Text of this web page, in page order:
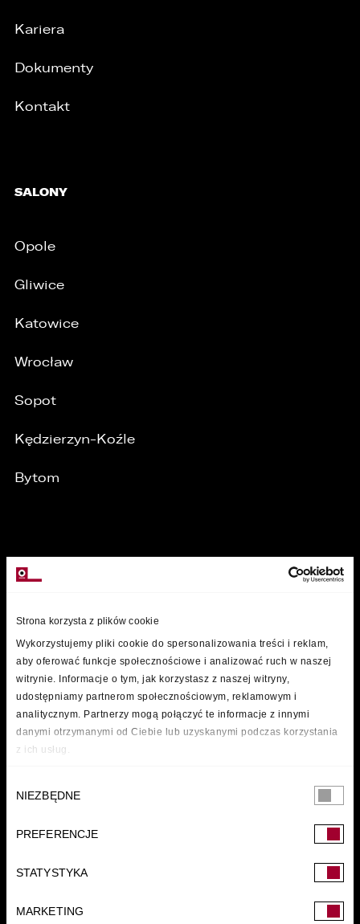
Strona korzysta z plików cookie
Wykorzystujemy pliki cookie do spersonalizowania treści i reklam,
aby oferować funkcje społecznościowe i analizować ruch w naszej
witrynie. Informacje o tym, jak korzystasz z naszej witryny,
udostępniamy partnerom społecznościowym, reklamowym i
analitycznym. Partnerzy mogą połączyć te informacje z innymi
danymi otrzymanymi od Ciebie lub uzyskanymi podczas korzystania
z ich usług.
zgody
NIEZBĘDNE
PREFERENCJE
STATYSTYKA
MARKETING
Kariera
Dokumenty
Kontakt
SALONY
Opole
Gliwice
Katowice
Wrocław
Sopot
Kędzierzyn-Koźle
Bytom
FUNDACJA